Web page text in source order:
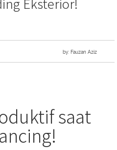
by: Fauzan Aziz
saat